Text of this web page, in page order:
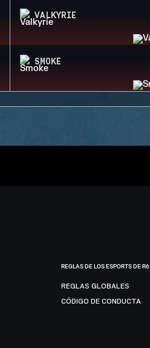
VALKYRIE
SMOKE
REGLAS DE LOS ESPORTS DE R6
REGLAS GLOBALES
CÓDIGO DE CONDUCTA